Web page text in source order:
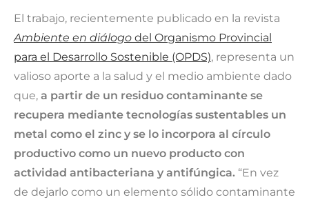
El trabajo, recientemente publicado en la revista
Ambiente en diálogo del Organismo Provincial
para el Desarrollo Sostenible (OPDS), representa un
valioso aporte a la salud y el medio ambiente dado
que, a partir de un residuo contaminante se
recupera mediante tecnologías sustentables un
metal como el zinc y se lo incorpora al círculo
productivo como un nuevo producto con
actividad antibacteriana y antifúngica. “En vez
de dejarlo como un elemento sólido contaminante